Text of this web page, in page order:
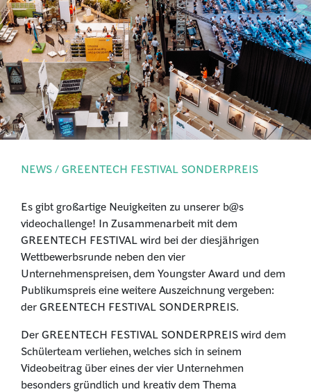
NEWS
PRESSE
ANMELDEN
NEWS / GREENTECH FESTIVAL SONDERPREIS
Es gibt großartige Neuigkeiten zu unserer b@s
videochallenge! In Zusammenarbeit mit dem
GREENTECH FESTIVAL wird bei der diesjährigen
Wettbewerbsrunde neben den vier
Unternehmenspreisen, dem Youngster Award und dem
Publikumspreis eine weitere Auszeichnung vergeben:
der GREENTECH FESTIVAL SONDERPREIS.
Der GREENTECH FESTIVAL SONDERPREIS wird dem
Schülerteam verliehen, welches sich in seinem
Videobeitrag über eines der vier Unternehmen
besonders gründlich und kreativ dem Thema